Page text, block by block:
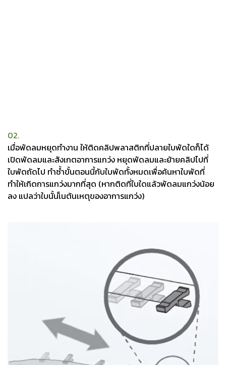
02.
เมื่อพัดลมหยุดทำงาน ให้ติดคลิปพลาสติกที่ปลายใบพัดใดก็ได้
เปิดพัดลมและสังเกตอาการแกว่ง หยุดพัดลมและย้ายคลิปไปที่
ใบพัดถัดไป ทำซ้ำขั้นตอนนี้กับใบพัดทั้งหมดเพื่อค้นหาใบพัดที่
ทำให้เกิดการแกว่งมากที่สุด (หากติดที่ใบใดแล้วพัดลมแกว่งน้อย
ลง แปลว่าใบนั้นเ็นต้นเหตุของอาการแกว่ง)